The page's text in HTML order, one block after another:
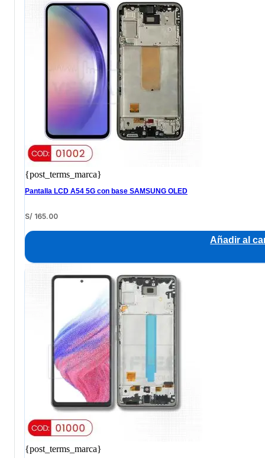
{post_terms_marca}
Pantalla LCD A54 5G con base SAMSUNG OLED
S/ 165.00
Añadir al
{post_terms_marca}